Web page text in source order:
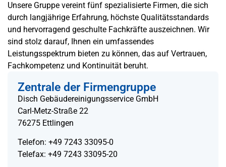
Unsere Gruppe vereint fünf spezialisierte Firmen, die sich
durch langjährige Erfahrung, höchste Qualitätsstandards
und hervorragend geschulte Fachkräfte auszeichnen. Wir
sind stolz darauf, Ihnen ein umfassendes
Leistungsspektrum bieten zu können, das auf Vertrauen,
Fachkompetenz und Kontinuität beruht.
Zentrale der Firmengruppe
Disch Gebäudereinigungsservice GmbH
Carl-Metz-Straße 22
76275 Ettlingen
Telefon: +49 7243 33095-0
Telefax: +49 7243 33095-20